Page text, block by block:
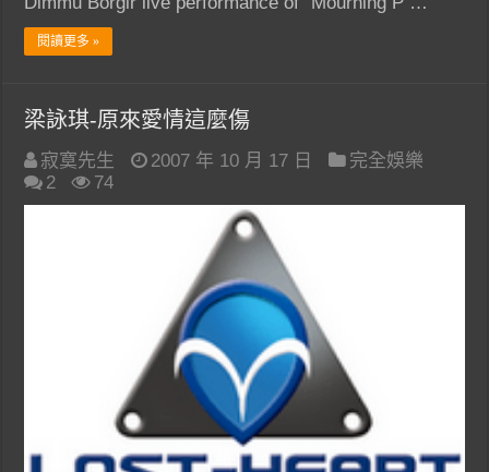
閱讀更多 »
梁詠琪-原來愛情這麼傷
寂寞先生 2007 年 10 月 17 日
完全娛樂
2
74